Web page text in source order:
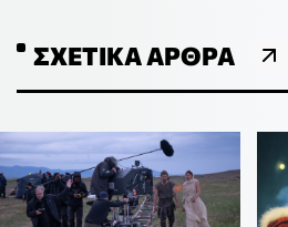
ΣΧΕΤΙΚΆ ΆΡΘΡΑ